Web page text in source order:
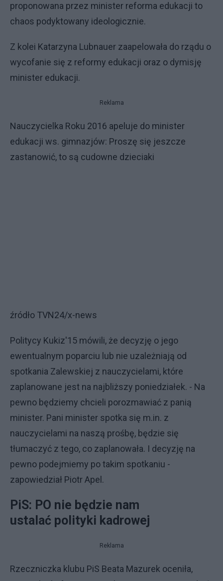
proponowana przez minister reforma edukacji to
chaos podyktowany ideologicznie.
Z kolei Katarzyna Lubnauer zaapelowała do rządu o
wycofanie się z reformy edukacji oraz o dymisję
minister edukacji.
Reklama
Nauczycielka Roku 2016 apeluje do minister
edukacji ws. gimnazjów: Proszę się jeszcze
zastanowić, to są cudowne dzieciaki
źródło TVN24/x-news
Politycy Kukiz'15 mówili, że decyzję o jego
ewentualnym poparciu lub nie uzależniają od
spotkania Zalewskiej z nauczycielami, które
zaplanowane jest na najbliższy poniedziałek. - Na
pewno będziemy chcieli porozmawiać z panią
minister. Pani minister spotka się m.in. z
nauczycielami na naszą prośbę, będzie się
tłumaczyć z tego, co zaplanowała. I decyzję na
pewno podejmiemy po takim spotkaniu -
zapowiedział Piotr Apel.
PiS: PO nie będzie nam
ustalać polityki kadrowej
Reklama
Rzeczniczka klubu PiS Beata Mazurek oceniła,